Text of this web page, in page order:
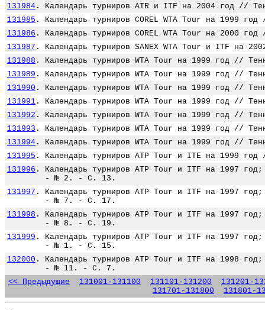
131984 .
Календарь турниров ATR и ITF на 2004 год
131985 .
Календарь турниров COREL WTA Tour на
131986 .
Календарь турниров COREL WTA Tour на
131987 .
Календарь турниров SANEX WTA Tour и ITF
131988 .
Календарь турниров WTA Tour на 1999 год
131989 .
Календарь турниров WTA Tour на 1999 год
131990 .
Календарь турниров WTA Tour на 1999 год
131991 .
Календарь турниров WTA Tour на 1999 год
131992 .
Календарь турниров WTA Tour на 1999 год
131993 .
Календарь турниров WTA Tour на 1999 год
131994 .
Календарь турниров WTA Tour на 1999 год
131995 .
Календарь турниров АТР Tour и ITE на 1999
131996 .
Календарь турниров АТР Tour и ITF на 1997
- № 2. - С. 13.
131997 .
Календарь турниров АТР Tour и ITF на 1997
- № 7. - С. 17.
131998 .
Календарь турниров АТР Tour и ITF на 1997
- № 8. - С. 19.
131999 .
Календарь турниров АТР Tour и ITF на 1997
- № 1. - С. 15.
132000 .
Календарь турниров АТР Tour и ITF на 1998
- № 11. - С. 7.
<< Предыдущие
131001-131100 131101-131200
131201-
131701-131800
131801-